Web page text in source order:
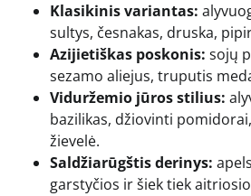
Klasikinis variantas:
sultys, česnakas, druska,
Azijietiškas poskonis: sojų
sezamo aliejus, truputis
Viduržemio jūros stilius:
bazilikas, džiovinti
žievelė.
Saldžiarūgštis derinys:
garstyčios ir šiek tiek